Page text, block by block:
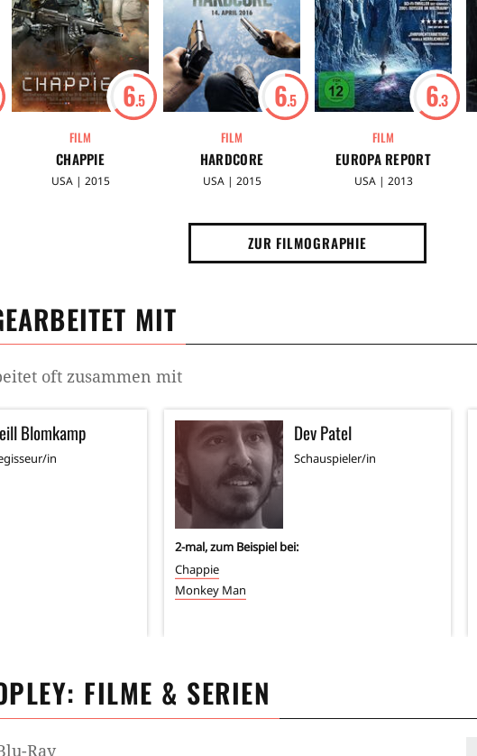
6.5
FILM
CHAPPIE
USA | 2015
6.5
FILM
HARDCORE
USA | 2015
6.3
FILM
EUROPA REPORT
USA | 2013
ZUR FILMOGRAPHIE
MIT
oft zusammen mit
Blomkamp
in
Dev Patel
Schauspieler/in
2-mal, zum Beispiel bei:
Chappie
Monkey Man
: FILME & SERIEN
Ray